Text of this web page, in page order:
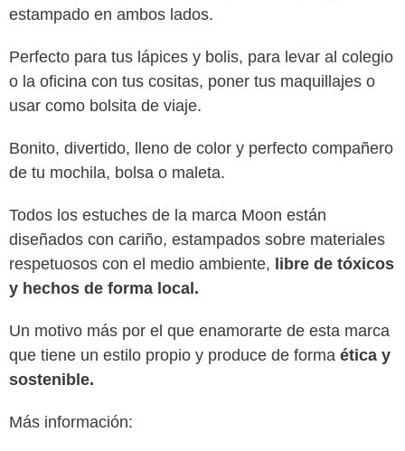
estampado en ambos lados.
Perfecto para tus lápices y bolis, para levar al colegio
o la oficina con tus cositas, poner tus maquillajes o
usar como bolsita de viaje.
Bonito, divertido, lleno de color y perfecto compañero
de tu mochila, bolsa o maleta.
Todos los estuches de la marca Moon están
diseñados con cariño, estampados sobre materiales
respetuosos con el medio ambiente, libre de tóxicos
y hechos de forma local.
Un motivo más por el que enamorarte de esta marca
que tiene un estilo propio y produce de forma ética y
sostenible.
Más información: